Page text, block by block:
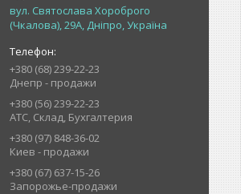
вул. Святослава Хороброго
(Чкалова), 29А, Дніпро, Україна
+380 (68) 239-22-23
Днепр - продажи
+380 (56) 239-22-23
АТС, Склад, Бухгалтерия
+380 (97) 848-36-02
Киев - продажи
+380 (67) 637-15-26
Запорожье-продажи